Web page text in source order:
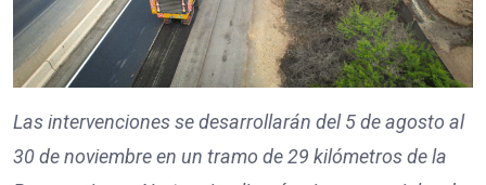
Las intervenciones se desarrollarán del 5 de agosto al
30 de noviembre en un tramo de 29 kilómetros de la